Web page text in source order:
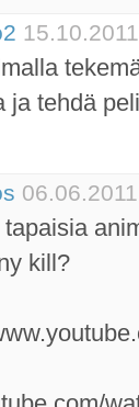
ja tehdä
kill?